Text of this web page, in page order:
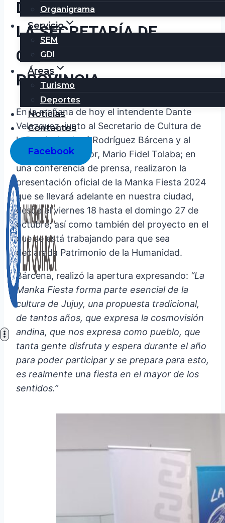
Organigrama
Servicio
SEM
GDI
Áreas
Turismo
Deportes
Noticias
Contactos
Facebook
DE LA MANKA FIESTA EN
LA SECRETARÍA DE
CULTURA DE LA
PROVINCIA
En la mañana de hoy el intendente Dante
Velazquez, junto al Secretario de Cultura de
la Provincia, José Rodríguez Bárcena y al
escritor y Profesor, Mario Fidel Tolaba; en
una conferencia de prensa, realizaron la
presentación oficial de la Manka Fiesta 2024
que se llevará adelante en nuestra ciudad,
desde el viernes 18 hasta el domingo 27 de
octubre; así como también del proyecto en el
que se está trabajando para que sea
declarada Patrimonio de la Humanidad.
Bárcena, realizó la apertura expresando: “La
Manka Fiesta forma parte esencial de la
cultura de Jujuy, una propuesta tradicional,
de tantos años, que expresa la cosmovisión
andina, que nos expresa como pueblo, que
tanta gente disfruta y espera durante el año
para poder participar y se prepara para esto,
es realmente una fiesta en el mayor de los
sentidos.”